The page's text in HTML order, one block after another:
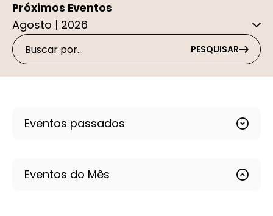
Próximos Eventos
PESQUISAR
Eventos passados
Eventos do Mês